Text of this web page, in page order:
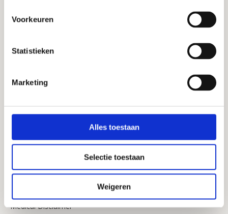
Voorkeuren
Statistieken
Marketing
Alles toestaan
Selectie toestaan
Weigeren
doctor or attending physician. Microbiome therapy is
Hoe het werkt
Medical Disclaimer